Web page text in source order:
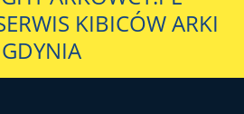
KIBICÓW ARKI
GDYNIA